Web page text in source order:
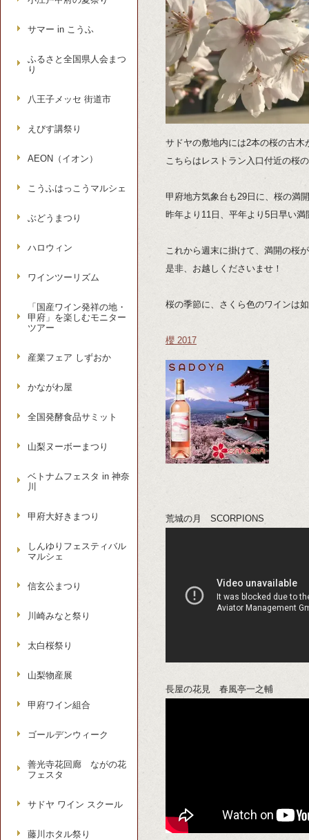
サドヤの敷地内には2本の桜の古木
こちらはレストラン入口付近の桜
甲府地方気象台も29日に、桜の満
昨年より11日、平年より5日早い満
これから週末に掛けて、満開の桜
是非、お越しくださいませ！
桜の季節に、さくら色のワインは
櫻 2017
荒城の月 SCORPIONS
長屋の花見 春風亭一之輔
サマー in こうふ
ふるさと全国県人会まつ
り
八王子メッセ 街道市
えびす講祭り
AEON（イオン）
こうふはっこうマルシェ
ぶどうまつり
ハロウィン
ワインツーリズム
「国産ワイン発祥の地・
甲府」を楽しむモニター
ツアー
産業フェア しずおか
かながわ屋
全国発酵食品サミット
山梨ヌーボーまつり
ベトナムフェスタ in 神奈
川
甲府大好きまつり
しんゆりフェスティバル
マルシェ
信玄公まつり
川崎みなと祭り
太白桜祭り
山梨物産展
甲府ワイン組合
ゴールデンウィーク
善光寺花回廊 ながの花
フェスタ
サドヤ ワイン スクール
藤川ホタル祭り